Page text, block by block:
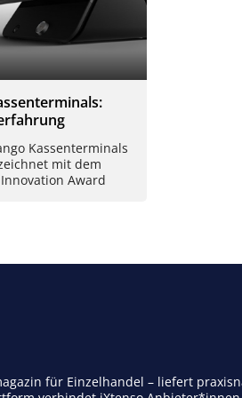
Kassenterminals
mit dem
Award
für Einzelhandel – liefert